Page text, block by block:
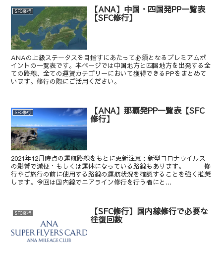
SFC修行 【ANA】中国・四国発PP一覧表
【SFC修行】
ANAの上級ステータスを目指すにあたって必須となるプレミアムポ
イントの一覧表です。本ページでは中国地方と四国地方を出発する全
ての路線、全ての運賃カテゴリーにおいて獲得できるPPをまとめて
います。修行の際にご活用ください。
SFC修行 【ANA】那覇発PP一覧表【SFC
修行】
2021年12月時点の運航路線をもとに更新注意：新型コロナウイルス
の影響で減便・もしくは運休になっている路線もあります。 修
行やご旅行の前に使用する路線の運航状況を確認することを強く推奨
します。今回は国内線でエアライン修行を行う者にと...
SFC修行 【SFC修行】国内線修行で必要な
往復回数